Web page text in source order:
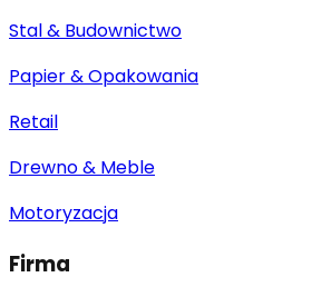
Stal & Budownictwo
Papier & Opakowania
Retail
Drewno & Meble
Motoryzacja
Firma